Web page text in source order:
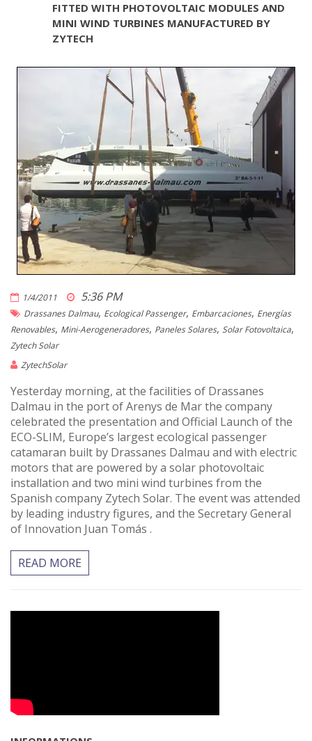
FITTED WITH PHOTOVOLTAIC MODULES AND
MINI WIND TURBINES MANUFACTURED BY
ZYTECH
1/4/2011 5:36 PM
Drassanes Dalmau, Ecological Passenger, Embarcaciones, Energías
Renovables, Mini-Aerogeneradores, Paneles Solares, Solar Fotovoltaica,
Zytech Solar
ZytechSolar
Yesterday morning, at the facilities of Drassanes
Dalmau in the port of Arenys de Mar the company
celebrated the presentation and Official Launch of the
ECO-SLIM, Europe’s largest ecological passenger
catamaran built by Drassanes Dalmau and with electric
motors that are powered by a solar photovoltaic
installation and two mini wind turbines from the
Spanish company Zytech Solar. The event was attended
by leading industry figures, and the Secretary General
of Innovation Juan Tomás .
READ MORE